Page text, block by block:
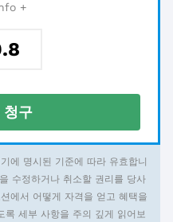
+
청구
에 명시된 기준에 따라 유효합니
수정하거나 취소할 권리를 당사
에서 어떻게 자격을 얻고 혜택을
록 세부 사항을 주의 깊게 읽어보